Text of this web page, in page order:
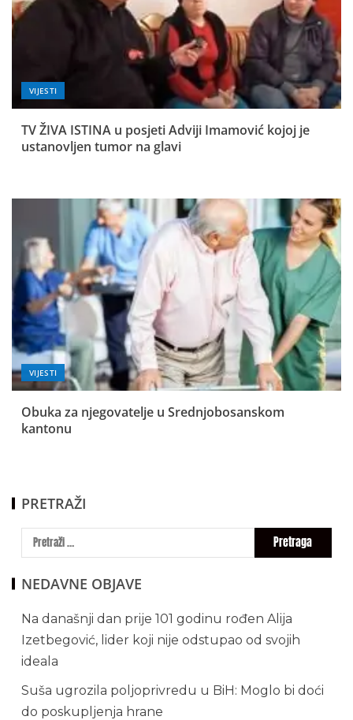
VIJESTI
TV ŽIVA ISTINA u posjeti Adviji Imamović kojoj je
ustanovljen tumor na glavi
VIJESTI
Obuka za njegovatelje u Srednjobosanskom
kantonu
PRETRAŽI
NEDAVNE OBJAVE
Na današnji dan prije 101 godinu rođen Alija
Izetbegović, lider koji nije odstupao od svojih
ideala
Suša ugrozila poljoprivredu u BiH: Moglo bi doći
do poskupljenja hrane